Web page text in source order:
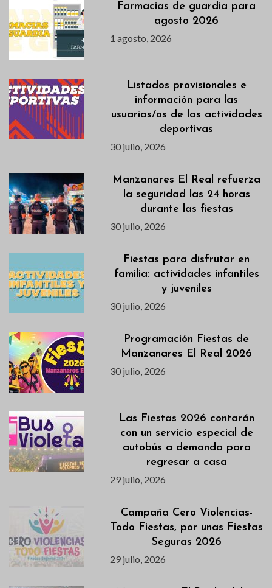
Farmacias de guardia para
agosto 2026
1 agosto, 2026
Listados provisionales e
información para las
usuarias/os de las actividades
deportivas
30 julio, 2026
Manzanares El Real refuerza
la seguridad las 24 horas
durante las fiestas
30 julio, 2026
Fiestas para disfrutar en
familia: actividades infantiles
y juveniles
30 julio, 2026
Programación Fiestas de
Manzanares El Real 2026
30 julio, 2026
Las Fiestas 2026 contarán
con un servicio especial de
autobús a demanda para
regresar a casa
29 julio, 2026
Campaña Cero Violencias-
Todo Fiestas, por unas Fiestas
Seguras 2026
29 julio, 2026